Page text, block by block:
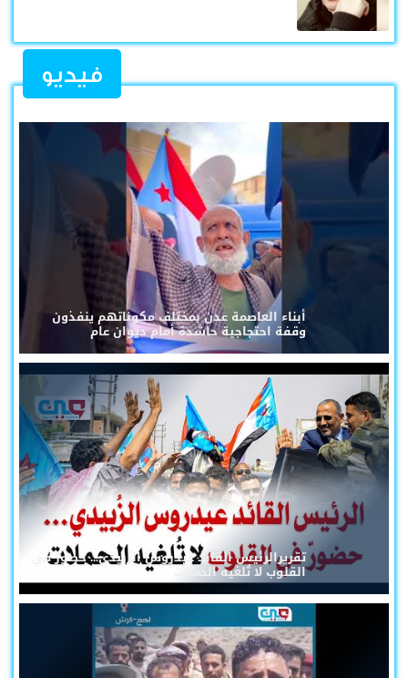
فيديو
أبناء العاصمة عدن بمختلف مكوناتهم ينفذون
وقفة احتجاجية حاشدة أمام ديوان عام
تقريرالرئيس القائد عيدروس الزُبيدي... حضورٌ في
القلوب لا تُلغيه الحملات